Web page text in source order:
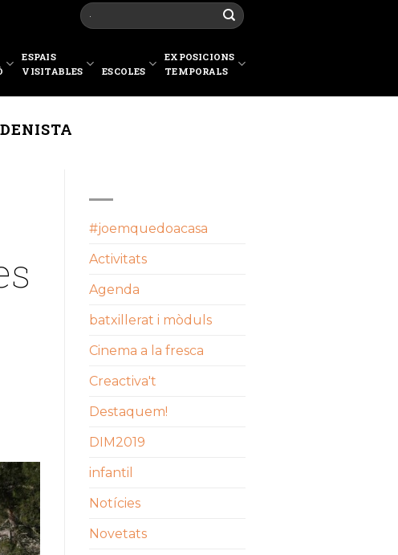
ESPAIS
VISITABLES
ESCOLES
EXPOSICIONS
TEMPORALS
#joemquedoacasa
Activitats
Agenda
batxillerat i mòduls
Cinema a la fresca
Creactiva't
Destaquem!
DIM2019
infantil
Notícies
Novetats